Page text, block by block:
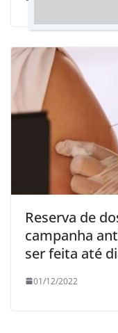
Reserva de
campanha
ser feita até
01/12/2022